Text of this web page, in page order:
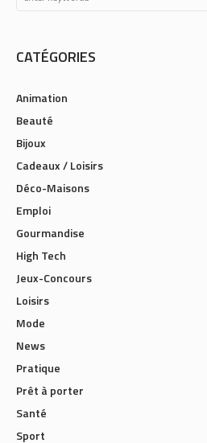
CATÉGORIES
Animation
Beauté
Bijoux
Cadeaux / Loisirs
Déco-Maisons
Emploi
Gourmandise
High Tech
Jeux-Concours
Loisirs
Mode
News
Pratique
Prêt à porter
Santé
Sport